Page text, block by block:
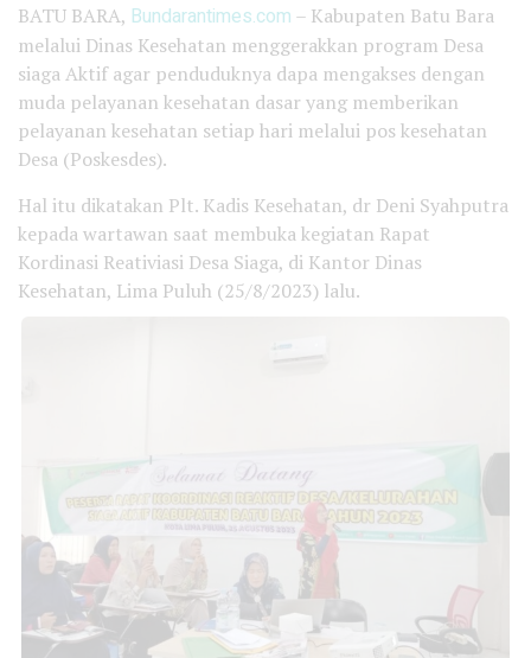
BATU BARA, Bundarantimes.com – Kabupaten Batu Bara
melalui Dinas Kesehatan menggerakkan program Desa
siaga Aktif agar penduduknya dapa mengakses dengan
muda pelayanan kesehatan dasar yang memberikan
pelayanan kesehatan setiap hari melalui pos kesehatan
Desa (Poskesdes).
Hal itu dikatakan Plt. Kadis Kesehatan, dr Deni Syahputra
kepada wartawan saat membuka kegiatan Rapat
Kordinasi Reativiasi Desa Siaga, di Kantor Dinas
Kesehatan, Lima Puluh (25/8/2023) lalu.